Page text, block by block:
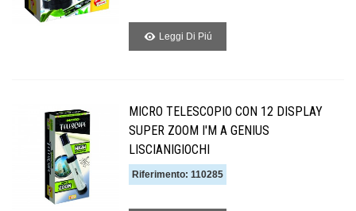
Leggi Di Piú
MICRO TELESCOPIO CON 12 DISPLAY
SUPER ZOOM I'M A GENIUS
LISCIANIGIOCHI
Riferimento: 110285